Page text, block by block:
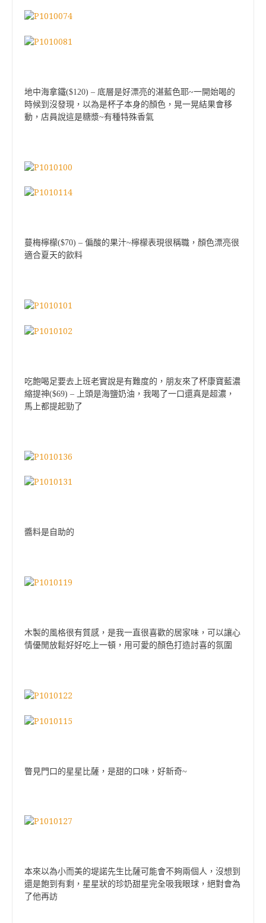
地中海拿鐵($120) – 底層是好漂亮的湛藍色耶~一開始喝的
時候到沒發現，以為是杯子本身的顏色，晃一晃結果會移
動，店員說這是糖漿~有種特殊香氣
蔓梅檸檬($70) – 偏酸的果汁~檸檬表現很稱職，顏色漂亮很
適合夏天的飲料
吃飽喝足要去上班老實說是有難度的，朋友來了杯康寶藍濃
縮提神($69) – 上頭是海鹽奶油，我喝了一口還真是超濃，
馬上都提起勁了
醬料是自助的
木製的風格很有質感，是我一直很喜歡的居家味，可以讓心
情優閒放鬆好好吃上一頓，用可愛的顏色打造討喜的氛圍
瞥見門口的星星 比薩 ，是甜的口味，好新奇~
本來以為小而美的堤諾先生比薩可能會不夠兩個人 ，沒想到
還是飽到有剩，星星狀的珍奶甜星完全吸我眼球，絕對會為
了他再訪